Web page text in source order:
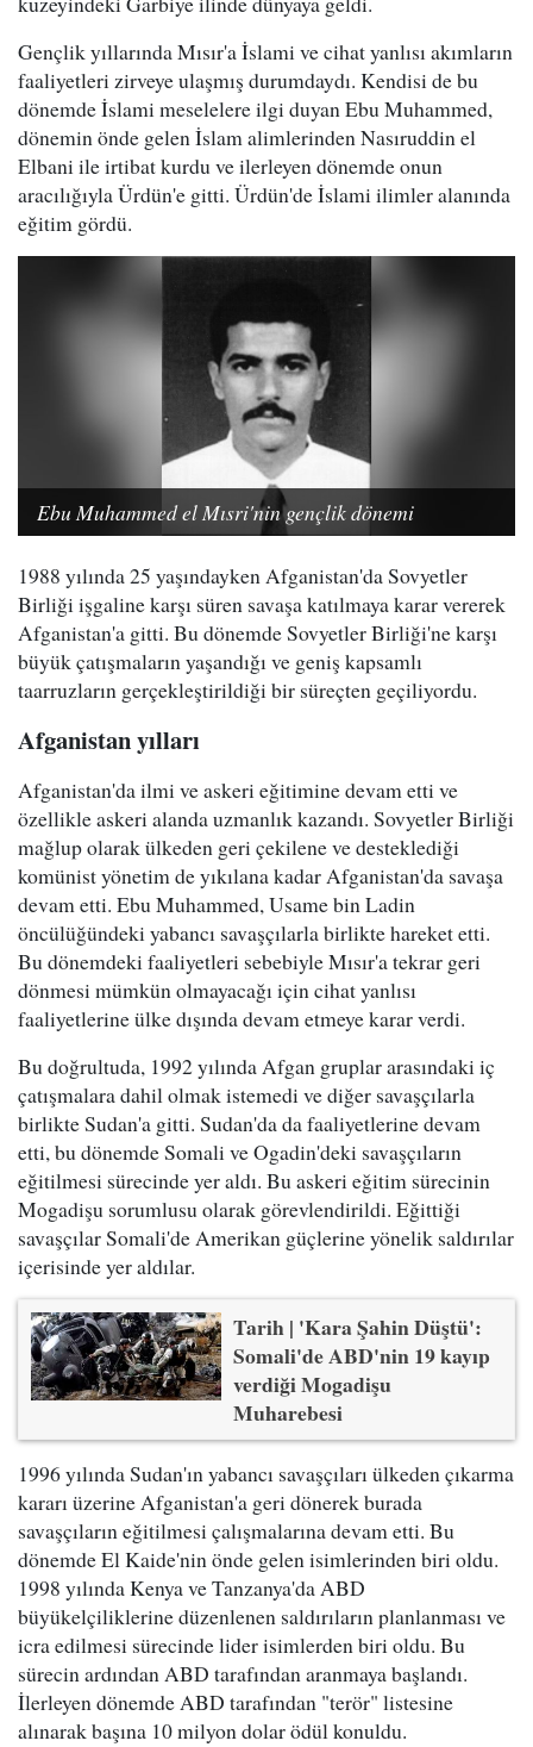
Gençlik yıllarında Mısır'a İslami ve cihat yanlısı akımların
faaliyetleri zirveye ulaşmış durumdaydı. Kendisi de bu
dönemde İslami meselelere ilgi duyan Ebu Muhammed,
dönemin önde gelen İslam alimlerinden Nasıruddin el
Elbani ile irtibat kurdu ve ilerleyen dönemde onun
aracılığıyla Ürdün'e gitti. Ürdün'de İslami ilimler alanında
eğitim gördü.
Ebu Muhammed el Mısri'nin gençlik dönemi
1988 yılında 25 yaşındayken Afganistan'da Sovyetler
Birliği işgaline karşı süren savaşa katılmaya karar vererek
Afganistan'a gitti. Bu dönemde Sovyetler Birliği'ne karşı
büyük çatışmaların yaşandığı ve geniş kapsamlı
taarruzların gerçekleştirildiği bir süreçten geçiliyordu.
Afganistan yılları
Afganistan'da ilmi ve askeri eğitimine devam etti ve
özellikle askeri alanda uzmanlık kazandı. Sovyetler Birliği
mağlup olarak ülkeden geri çekilene ve desteklediği
komünist yönetim de yıkılana kadar Afganistan'da savaşa
devam etti. Ebu Muhammed, Usame bin Ladin
öncülüğündeki yabancı savaşçılarla birlikte hareket etti.
Bu dönemdeki faaliyetleri sebebiyle Mısır'a tekrar geri
dönmesi mümkün olmayacağı için cihat yanlısı
faaliyetlerine ülke dışında devam etmeye karar verdi.
Bu doğrultuda, 1992 yılında Afgan gruplar arasındaki iç
çatışmalara dahil olmak istemedi ve diğer savaşçılarla
birlikte Sudan'a gitti. Sudan'da da faaliyetlerine devam
etti, bu dönemde Somali ve Ogadin'deki savaşçıların
eğitilmesi sürecinde yer aldı. Bu askeri eğitim sürecinin
Mogadişu sorumlusu olarak görevlendirildi. Eğittiği
savaşçılar Somali'de Amerikan güçlerine yönelik saldırılar
içerisinde yer aldılar.
Tarih | 'Kara Şahin Düştü':
Somali'de ABD'nin 19 kayıp
verdiği Mogadişu
Muharebesi
1996 yılında Sudan'ın yabancı savaşçıları ülkeden çıkarma
kararı üzerine Afganistan'a geri dönerek burada
savaşçıların eğitilmesi çalışmalarına devam etti. Bu
dönemde El Kaide'nin önde gelen isimlerinden biri oldu.
1998 yılında Kenya ve Tanzanya'da ABD
büyükelçiliklerine düzenlenen saldırıların planlanması ve
icra edilmesi sürecinde lider isimlerden biri oldu. Bu
sürecin ardından ABD tarafından aranmaya başlandı.
İlerleyen dönemde ABD tarafından "terör" listesine
alınarak başına 10 milyon dolar ödül konuldu.